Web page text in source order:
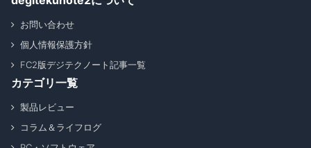
お問い合わせ
個人情報保護方針
FC2版デジテクノート記事一覧
カテゴリ一覧
製品レビュー
コラム＆ライフログ